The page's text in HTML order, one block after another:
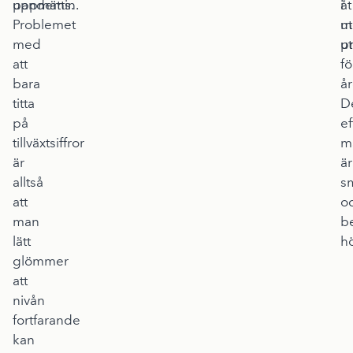
pandemin.
uppmätts.
Problemet
med
att
bara
titta
på
tillväxtsiffror
är
alltså
att
man
lätt
glömmer
att
nivån
fortfarande
kan
iåt
är